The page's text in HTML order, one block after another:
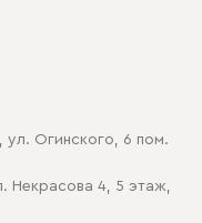
ул. Огинского, 6 пом.
Некрасова 4, 5 этаж,